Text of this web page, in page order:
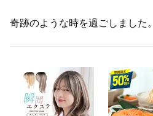
奇跡のような時を過ごしました。